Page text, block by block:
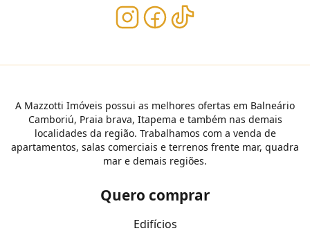
A Mazzotti Imóveis possui as melhores ofertas em Balneário
Camboriú, Praia brava, Itapema e também nas demais
localidades da região. Trabalhamos com a venda de
apartamentos, salas comerciais e terrenos frente mar, quadra
mar e demais regiões.
Quero comprar
Edifícios